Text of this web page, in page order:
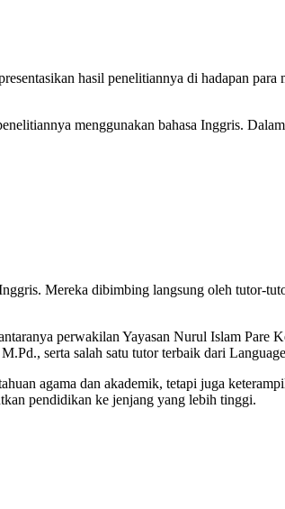
hasil penelitiannya di hadapan
menggunakan bahasa Inggris.
Mereka dibimbing langsung oleh tutor-
perwakilan Yayasan Nurul Islam Pare
serta salah satu tutor terbaik dari
agama dan akademik, tetapi juga
pendidikan ke jenjang yang lebih tinggi.